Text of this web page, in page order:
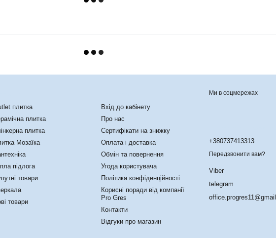
плитка
плитка
плитка
Мозаїка
підлога
товари
товари
Вхід до кабінету
Про нас
Сертифікати на знижку
Оплата і доставка
Обмін та повернення
Угода користувача
Політика конфіденційності
Корисні поради від компанії
Pro Gres
Контакти
Відгуки про магазин
Ми в соцмережах
+380737413313
Передзвонити вам?
Viber
telegram